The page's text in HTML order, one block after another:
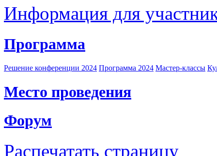
Информация для
Программа
Решение конференции 2024 Программа 2024 Мастер-классы
Место проведения
Форум
Распечатать страницу